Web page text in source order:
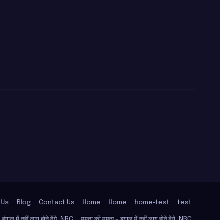
Blog Contact Us Home Home home-test test